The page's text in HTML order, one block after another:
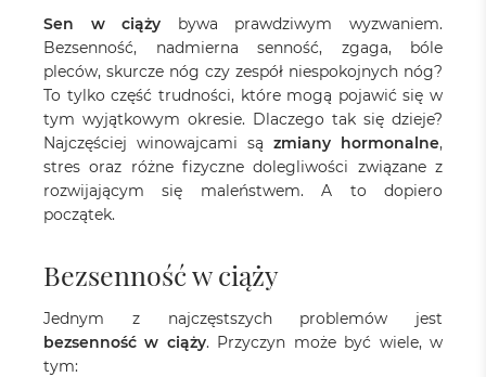
Sen w ciąży bywa prawdziwym wyzwaniem.
Bezsenność, nadmierna senność, zgaga, bóle
pleców, skurcze nóg czy zespół niespokojnych nóg?
To tylko część trudności, które mogą pojawić się w
tym wyjątkowym okresie. Dlaczego tak się dzieje?
Najczęściej winowajcami są zmiany hormonalne,
stres oraz różne fizyczne dolegliwości związane z
rozwijającym się maleństwem. A to dopiero
początek.
Bezsenność w ciąży
Jednym z najczęstszych problemów jest
bezsenność w ciąży. Przyczyn może być wiele, w
tym: